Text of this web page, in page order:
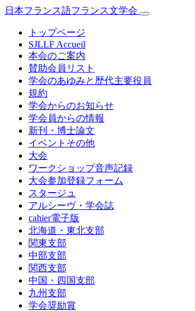
日本フランス語フランス文学会
トップページ
SJLLF Accueil
本会のご案内
賛助会員リスト
学会のあゆみと歴代主要役員
規約
学会からのお知らせ
学会員からの情報
新刊・博士論文
イベントその他
大会
ワークショップ音声記録
大会参加登録フォーム
スタージュ
アルシーヴ・学会誌
cahier電子版
北海道・東北支部
関東支部
中部支部
関西支部
中国・四国支部
九州支部
学会奨励賞